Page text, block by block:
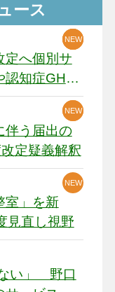
ース
定へ個別サ
知症GH、
NEW
NEW
NEW
伴う届出の
定疑義解釈
NEW
NEW
室」を新
直し視野
NEW
い」 野口